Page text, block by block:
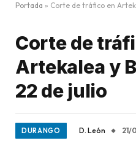
Portada » Corte de tráfico en
Corte de
Artekalea y
22 de julio
DURANGO D. León 21/